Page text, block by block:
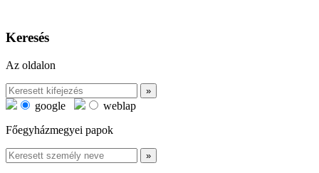
Keresés
Az oldalon
google
weblap
Főegyházmegyei papok